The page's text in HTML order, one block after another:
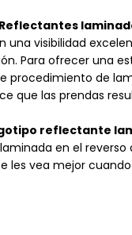
Reflectantes
una visibilidad
Para ofrecer una
procedimiento de
que las prendas
reflectante
en el
les vea mejor